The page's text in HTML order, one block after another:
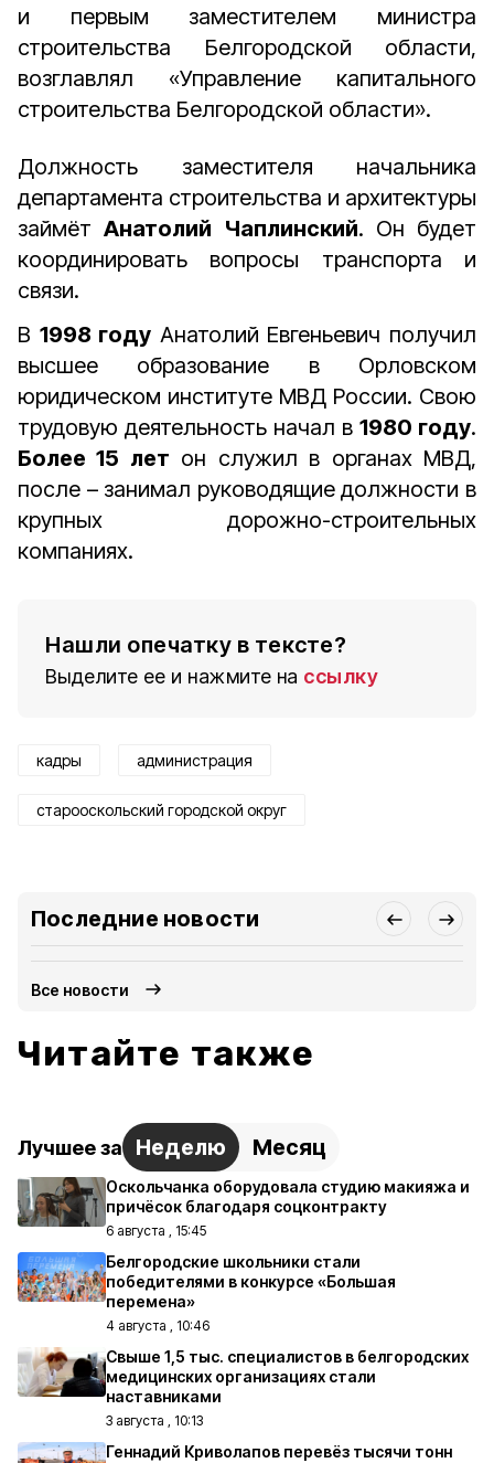
и первым заместителем министра
строительства Белгородской области,
возглавлял «Управление капитального
строительства Белгородской области».
Должность заместителя начальника
департамента строительства и архитектуры
займётАнатолий Чаплинский. Он будет
координировать вопросы транспорта и
связи.
В 1998 году Анатолий Евгеньевич получил
высшее образование в Орловском
юридическом институте МВД России. Свою
трудовую деятельность начал в 1980 году.
Более 15 лет он служил в органах МВД,
после – занимал руководящие должности в
крупных дорожно-строительных
компаниях.
Нашли опечатку в тексте?
Выделите ее и нажмите на ссылку
кадры администрация
старооскольский городской округ
Последние новости
Все новости
Читайте также
Лучшее за Неделю Месяц
Оскольчанка оборудовала студию макияжа и
причёсок благодаря соцконтракту
6 августа , 15:45
Белгородские школьники стали
победителями в конкурсе «Большая
перемена»
4 августа , 10:46
Свыше 1,5 тыс. специалистов в белгородских
медицинских организациях стали
наставниками
3 августа , 10:13
Геннадий Криволапов перевёз тысячи тонн